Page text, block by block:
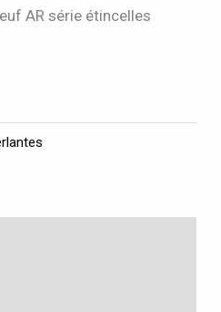
AR série étincelles